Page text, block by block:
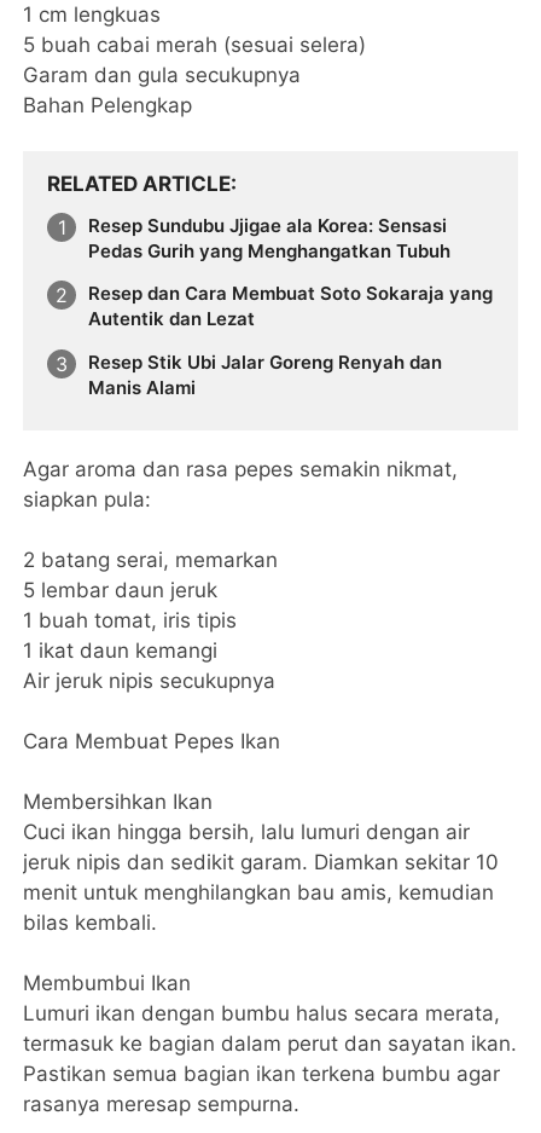
1 cm lengkuas
5 buah cabai merah (sesuai selera)
Garam dan gula secukupnya
Bahan Pelengkap
RELATED ARTICLE
Resep Sundubu Jjigae ala Korea: Sensasi
Pedas Gurih yang Menghangatkan Tubuh
Resep dan Cara Membuat Soto Sokaraja yang
Autentik dan Lezat
Resep Stik Ubi Jalar Goreng Renyah dan
Manis Alami
Agar aroma dan rasa pepes semakin nikmat,
siapkan pula:
2 batang serai, memarkan
5 lembar daun jeruk
1 buah tomat, iris tipis
1 ikat daun kemangi
Air jeruk nipis secukupnya
Cara Membuat Pepes Ikan
Membersihkan Ikan
Cuci ikan hingga bersih, lalu lumuri dengan air
jeruk nipis dan sedikit garam. Diamkan sekitar 10
menit untuk menghilangkan bau amis, kemudian
bilas kembali.
Membumbui Ikan
Lumuri ikan dengan bumbu halus secara merata,
termasuk ke bagian dalam perut dan sayatan ikan.
Pastikan semua bagian ikan terkena bumbu agar
rasanya meresap sempurna.